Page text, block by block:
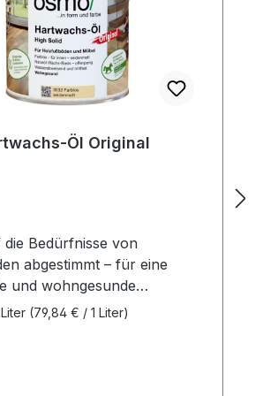
Öl Original
die Bedürfnisse von
abgestimmt – für eine
und wohngesunde
für innen.Besonders
(79,84 € / 1 Liter)